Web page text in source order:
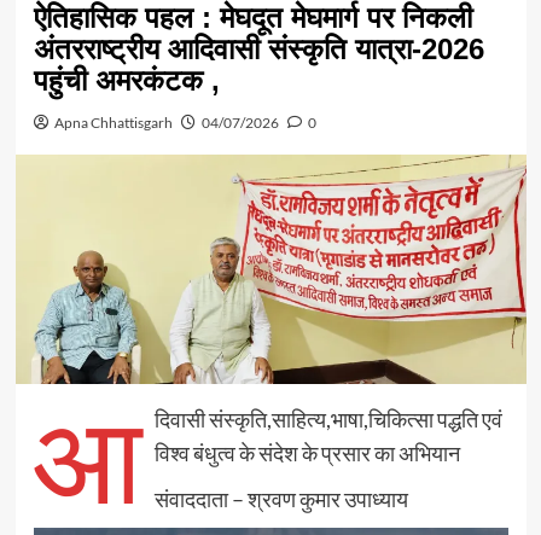
ऐतिहासिक पहल : मेघदूत मेघमार्ग पर निकली
अंतरराष्ट्रीय आदिवासी संस्कृति यात्रा-2026
पहुंची अमरकंटक ,
Apna Chhattisgarh 04/07/2026 0
आ दिवासी संस्कृति,साहित्य,भाषा,चिकित्सा पद्धति एवं
विश्व बंधुत्व के संदेश के प्रसार का अभियान
संवाददाता – श्रवण कुमार उपाध्याय